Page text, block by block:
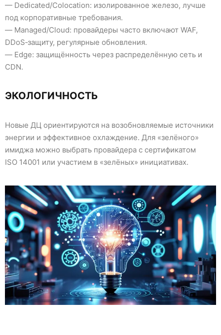
— Dedicated/Colocation: изолированное железо, лучше
под корпоративные требования.
— Managed/Cloud: провайдеры часто включают WAF,
DDoS‑защиту, регулярные обновления.
— Edge: защищённость через распределённую сеть и
CDN.
ЭКОЛОГИЧНОСТЬ
Новые ДЦ ориентируются на возобновляемые источники
энергии и эффективное охлаждение. Для «зелёного»
имиджа можно выбрать провайдера с сертификатом
ISO 14001 или участием в «зелёных» инициативах.